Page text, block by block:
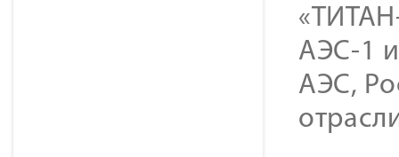
АЭС-1
АЭС,